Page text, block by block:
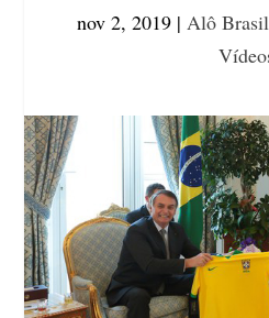
nov 2, 2019 | Alô Brasil